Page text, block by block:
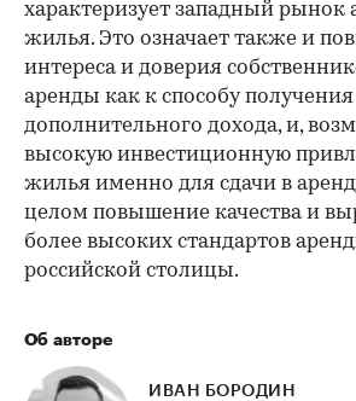
характеризует западный рынок
жилья. Это означает также и
интереса и доверия
аренды как к способу получения
дополнительного дохода, и,
высокую инвестиционную
жилья именно для сдачи в
целом повышение качества и
более высоких стандартов
российской столицы.
Об авторе
ИВАН БОРОДИН